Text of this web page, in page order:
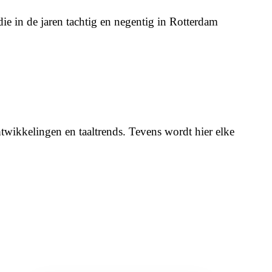
in de jaren tachtig en negentig in Rotterdam
en taaltrends. Tevens wordt hier elke